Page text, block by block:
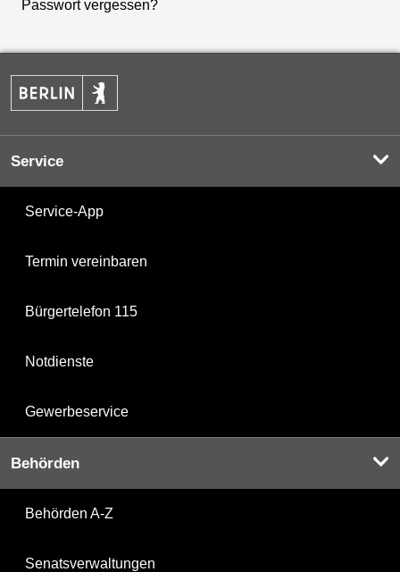
Passwort vergessen?
Service
Service-App
Termin vereinbaren
Bürgertelefon 115
Notdienste
Gewerbeservice
Behörden
Behörden A-Z
Senatsverwaltungen